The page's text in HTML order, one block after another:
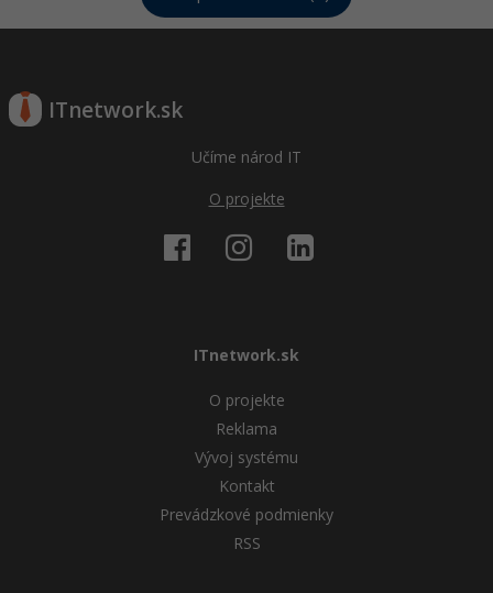
ITnetwork.sk
Učíme národ IT
O projekte
ITnetwork.sk
O projekte
Reklama
Vývoj systému
Kontakt
Prevádzkové podmienky
RSS